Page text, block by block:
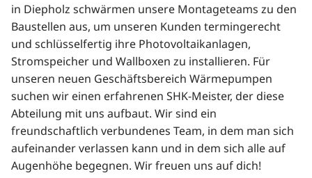
in Diepholz schwärmen unsere Montageteams zu den
Baustellen aus, um unseren Kunden termingerecht
und schlüsselfertig ihre Photovoltaikanlagen,
Stromspeicher und Wallboxen zu installieren. Für
unseren neuen Geschäftsbereich Wärmepumpen
suchen wir einen erfahrenen SHK-Meister, der diese
Abteilung mit uns aufbaut. Wir sind ein
freundschaftlich verbundenes Team, in dem man sich
aufeinander verlassen kann und in dem sich alle auf
Augenhöhe begegnen. Wir freuen uns auf dich!